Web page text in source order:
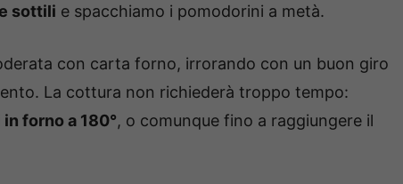
sottili e spacchiamo i pomodorini a metà.
con carta forno, irrorando con un buon giro
La cottura non richiederà troppo tempo:
forno a 180°, o comunque fino a raggiungere il